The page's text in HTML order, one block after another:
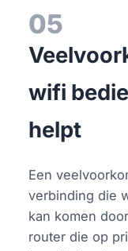
05
wifi
helpt
Een
verbinding die
kan komen
router die op